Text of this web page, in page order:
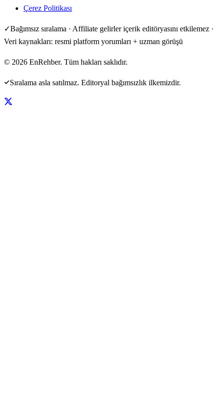
Çerez Politikası
✓Bağımsız sıralama · Affiliate gelirler içerik editöryasını etkilemez ·
Veri kaynakları: resmi platform yorumları + uzman görüşü
© 2026 EnRehber. Tüm hakları saklıdır.
Sıralama asla satılmaz. Editoryal bağımsızlık ilkemizdir.